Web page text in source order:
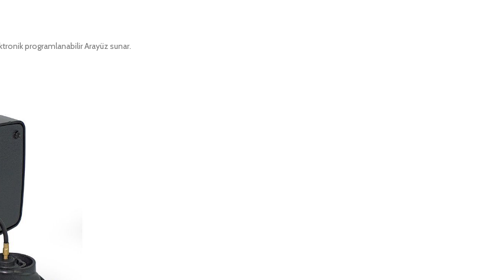
programlanabilir Arayüz sunar.